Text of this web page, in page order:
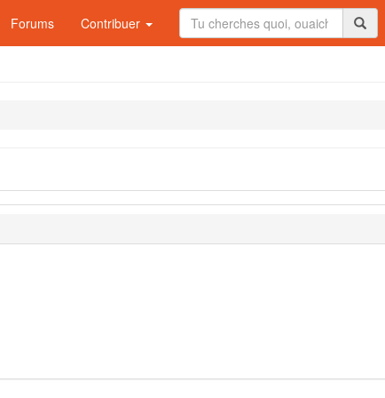
Forums Contribuer